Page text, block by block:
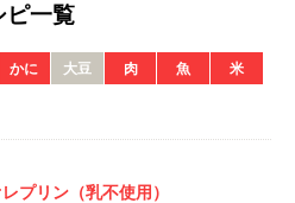
ピ一覧
かに 大豆 肉 魚 米
プリン（乳不使用）